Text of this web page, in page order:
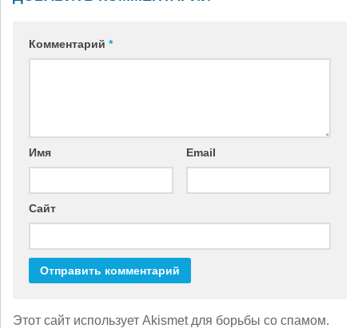
новомновом новомв новомновом
Комментарий *
Имя Email
Сайт
Этот сайт использует Akismet для борьбы со спамом.